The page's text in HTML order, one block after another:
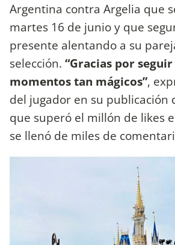
Argentina contra Argelia que
martes 16 de junio y que
presente alentando a su
selección. “Gracias por
momentos tan mágicos”,
del jugador en su publicación
que superó el millón de likes
se llenó de miles de